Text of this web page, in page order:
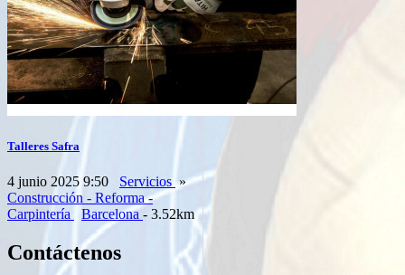
Talleres Safra
4 junio 2025 9:50 Servicios »
Construcción - Reforma -
Carpintería
Barcelona - 3.52km
Contáctenos